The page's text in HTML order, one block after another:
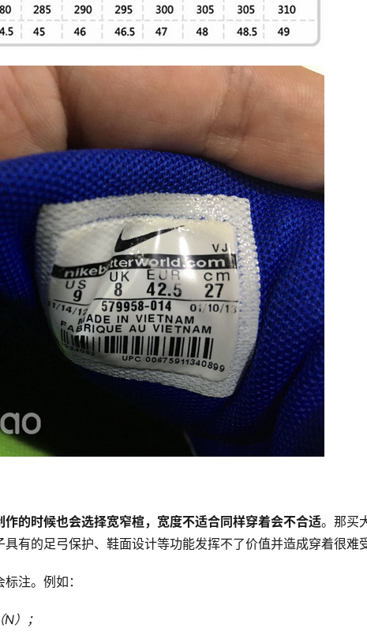
作的时候也会选择宽窄楦，宽度不适合同样穿着会不合适。那买
有的足弓保护、鞋面设计等功能发挥不了价值并造成穿着很难受
注。例如：
）；